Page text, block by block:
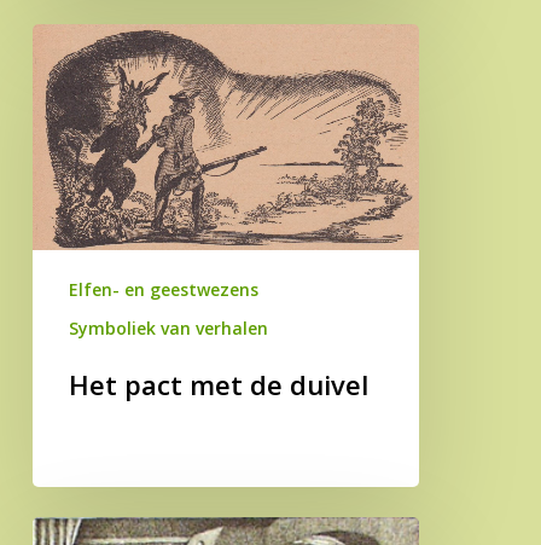
pact
met
de
duivel
Elfen- en geestwezens
Symboliek van verhalen
Het pact met de duivel
De